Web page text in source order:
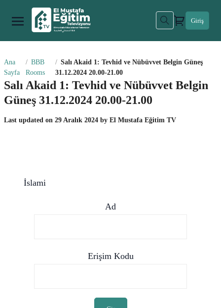
Giriş
Ana
Sayfa
BBB
Rooms
Salı Akaid 1: Tevhid ve Nübüvvet Belgin Güneş
31.12.2024 20.00-21.00
Salı Akaid 1: Tevhid ve Nübüvvet Belgin
Güneş 31.12.2024 20.00-21.00
Last updated on 29 Aralık 2024 by El Mustafa Eğitim TV
İslami
Ad
Erişim Kodu